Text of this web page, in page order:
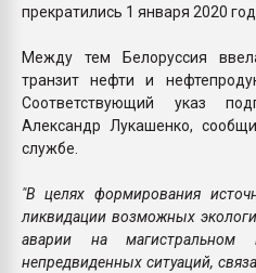
прекратились 1 января 2020
Между тем Белоруссия
транзит нефти и
Соответствующий указ
Александр Лукашенко,
службе.
"В целях формирования
ликвидации возможных
аварии на магистральном
непредвиденных ситуаций,